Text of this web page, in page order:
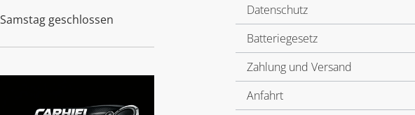
Samstag geschlossen
Datenschutz
Batteriegesetz
Zahlung und Versand
Anfahrt